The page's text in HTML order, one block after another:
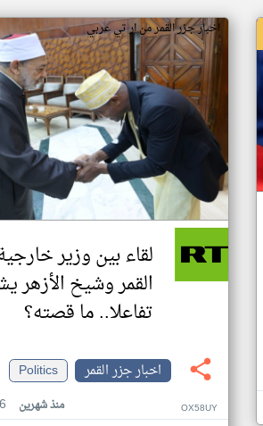
اخبار جزر القمر من ار تي عربي
لقاء بين وزير
القمر وشيخ الأزهر
تفاعلا.. ما قصته؟
اخبار جزر القمر
Politics
منذ شهرين OX58UY